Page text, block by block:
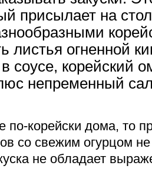
присылает на
листья огненной
соусе, корейский
непременный
по-корейски дома, то
со свежим огурцом не
не обладает